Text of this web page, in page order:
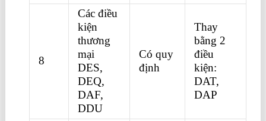
8
Các điều
kiện
thương
mại
DES,
DEQ,
DAF,
DDU
Có quy
định
Thay
bằng 2
điều
kiện:
DAT,
DAP